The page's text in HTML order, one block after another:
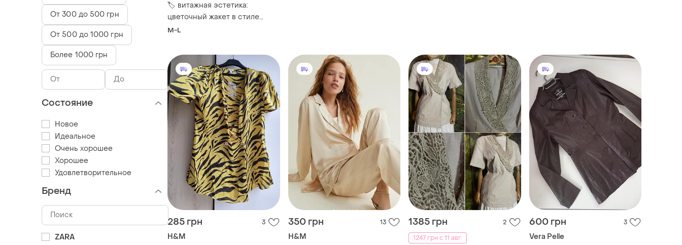
🏷️ витажная эстетика:
цветочный жакет в стиле
boho/folk от atmosphere
M-L
285 грн 3
H&M
350 грн 13
H&M
1385 грн
2
1247 грн с 11 авг.
600 грн 3
Vera Pelle
От 300 до 500 грн
От 500 до 1000 грн
Более 1000 грн
Состояние
Новое
Идеальное
Очень хорошее
Хорошее
Удовлетворительное
Бренд
ZARA